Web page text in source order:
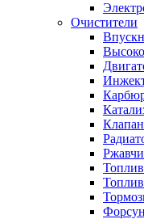
Очистители